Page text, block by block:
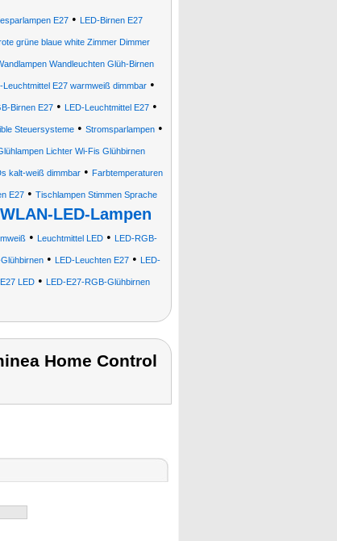
E27 • LED-Birnen E27
grüne blaue white Zimmer Dimmer
Wandleuchten Glüh-Birnen
Leuchtmittel E27 warmweiß dimmbar •
Birnen E27• LED-Leuchtmittel E27•
Steuersysteme• Stromsparlampen•
Lichter Wi-Fis Glühbirnen
kalt-weiß dimmbar• Farbtemperaturen
E27 • Tischlampen Stimmen Sprache
WLAN-LED-Lampen
• Leuchtmittel LED• LED-RGB-
• LED-Leuchten E27• LED-
LED • LED-E27-RGB-Glühbirnen
Home Control